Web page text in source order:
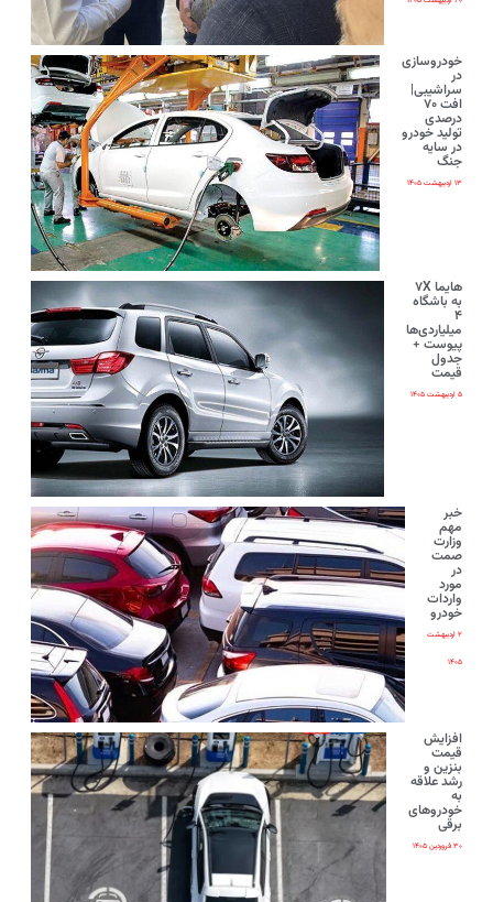
خودروسازی
در
سراشیبی|
افت ۷۰
درصدی
تولید خودرو
در سایه
جنگ
۱۳ اردیبهشت ۱۴۰۵
هایما ۷X
به باشگاه
۴
میلیاردی‌ها
پیوست +
جدول
قیمت
۵ اردیبهشت ۱۴۰۵
خبر
مهم
وزارت
صمت
در
مورد
واردات
خودرو
۲ اردیبهشت
۱۴۰۵
افزایش
قیمت
بنزین و
رشد علاقه
به
خودروهای
برقی
۳۰ فروردین ۱۴۰۵